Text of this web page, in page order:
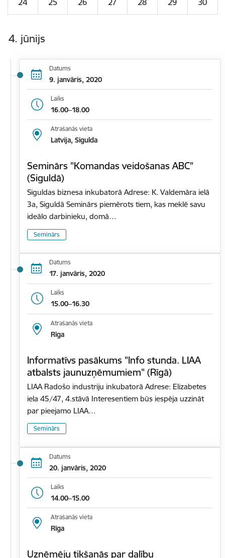
4. jūnijs
Datums
9. janvāris, 2020
Laiks
16.00–18.00
Atrašanās vieta
Latvija, Sigulda
Seminārs "Komandas veidošanas ABC"
(Siguldā)
Siguldas biznesa inkubatorā Adrese: K. Valdemāra ielā
3a, Siguldā Seminārs piemērots tiem, kas meklē savu
ideālo darbinieku, domā…
Seminārs
Datums
17. janvāris, 2020
Laiks
15.00–16.30
Atrašanās vieta
Rīga
Informatīvs pasākums "Info stunda. LIAA
atbalsts jaunuzņēmumiem" (Rīgā)
LIAA Radošo industriju inkubatorā Adrese: Elizabetes
iela 45/47, 4.stāvā Interesentiem būs iespēja uzzināt
par pieejamo LIAA…
Seminārs
Datums
20. janvāris, 2020
Laiks
14.00–15.00
Atrašanās vieta
Rīga
Uzņēmēju tikšanās par dalību